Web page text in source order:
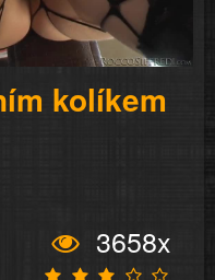
kolíkem
3658x